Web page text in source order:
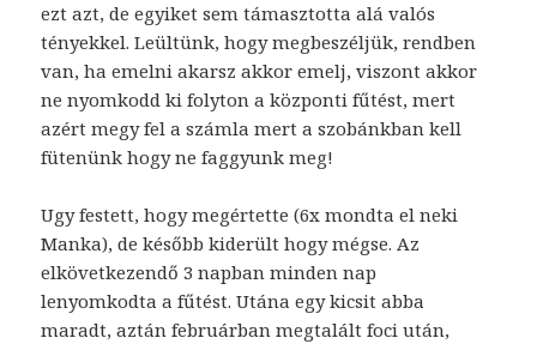
ezt azt, de egyiket sem támasztotta alá valós
tényekkel. Leültünk, hogy megbeszéljük, rendben
van, ha emelni akarsz akkor emelj, viszont akkor
ne nyomkodd ki folyton a központi fűtést, mert
azért megy fel a számla mert a szobánkban kell
fütenünk hogy ne faggyunk meg!
Ugy festett, hogy megértette (6x mondta el neki
Manka), de később kiderült hogy mégse. Az
elkövetkezendő 3 napban minden nap
lenyomkodta a fűtést. Utána egy kicsit abba
maradt, aztán februárban megtalált foci után,